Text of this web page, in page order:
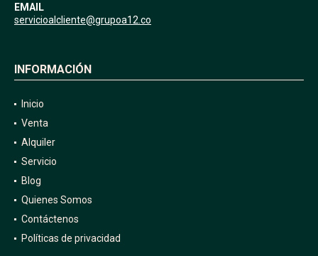
EMAIL
servicioalcliente@grupoa12.co
INFORMACIÓN
Inicio
Venta
Alquiler
Servicio
Blog
Quienes Somos
Contáctenos
Políticas de privacidad